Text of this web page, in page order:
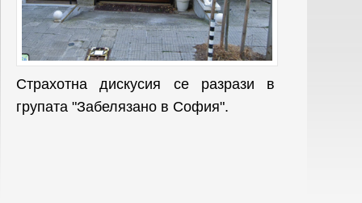
Страхотна дискусия се разрази в
групата "Забелязано в София".